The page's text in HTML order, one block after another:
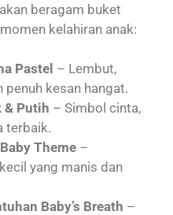
beragam buket
kelahiran anak:
Pastel – Lembut,
penuh kesan hangat.
& Putih – Simbol cinta,
terbaik.
Theme –
yang manis dan
Baby’s Breath –